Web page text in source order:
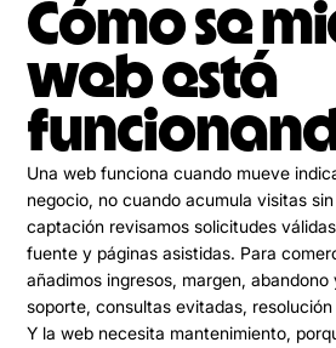
Cómo se mide si la
web está
Una web funciona cuando mueve
negocio, no cuando acumula visitas
captación revisamos solicitudes
fuente y páginas asistidas. Para
añadimos ingresos, margen,
soporte, consultas evitadas,
Y la web necesita mantenimiento,